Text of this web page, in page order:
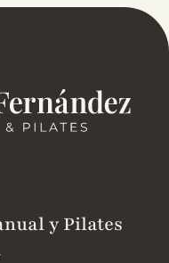
y Pilates